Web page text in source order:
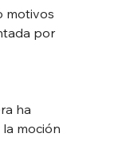
motivos
por
ha
moción